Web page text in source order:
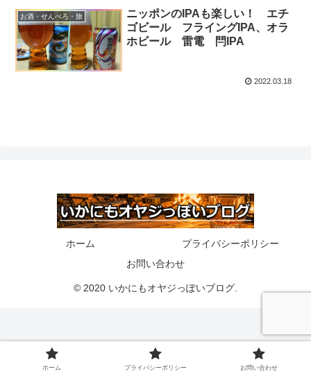
お酒・せんべろ・旅
ニッポンのIPAも楽しい！ エチ
ゴビール フライングIPA、オラ
ホビール 雷電 閂IPA
2022.03.18
ホーム
プライバシーポリシー
お問い合わせ
© 2020 いかにもオヤジっぽいブログ.
ホーム プライバシーポリシー お問い合わせ